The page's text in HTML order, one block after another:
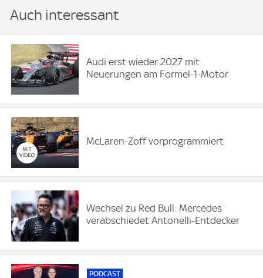
Auch interessant
Audi erst wieder 2027 mit
Neuerungen am Formel-1-Motor
McLaren-Zoff vorprogrammiert
Wechsel zu Red Bull: Mercedes
verabschiedet Antonelli-Entdecker
PODCAST